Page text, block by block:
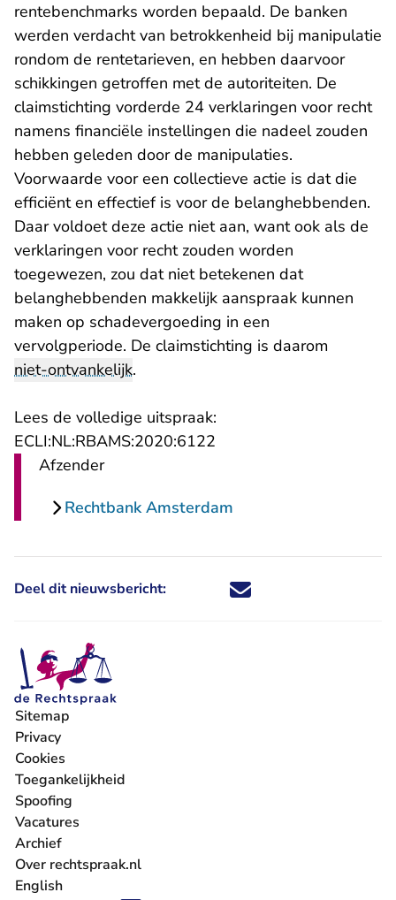
rentebenchmarks worden bepaald. De banken
werden verdacht van betrokkenheid bij manipulatie
rondom de rentetarieven, en hebben daarvoor
schikkingen getroffen met de autoriteiten. De
claimstichting vorderde 24 verklaringen voor recht
namens financiële instellingen die nadeel zouden
hebben geleden door de manipulaties.
Voorwaarde voor een collectieve actie is dat die
efficiënt en effectief is voor de belanghebbenden.
Daar voldoet deze actie niet aan, want ook als de
verklaringen voor recht zouden worden
toegewezen, zou dat niet betekenen dat
belanghebbenden makkelijk aanspraak kunnen
maken op schadevergoeding in een
vervolgperiode. De claimstichting is daarom
niet-ontvankelijk.
Lees de volledige uitspraak:
ECLI:NL:RBAMS:2020:6122
Afzender
Rechtbank Amsterdam
Deel dit nieuwsbericht: Deel dit nieuwsbericht via X -
Deel dit nieuwsbericht via
Deel dit nieuwsbericht
Deel dit
Sitemap
Privacy
Cookies
Toegankelijkheid
Spoofing
Vacatures
- U verlaat Rechtspraak.nl
Archief
Over rechtspraak.nl
English